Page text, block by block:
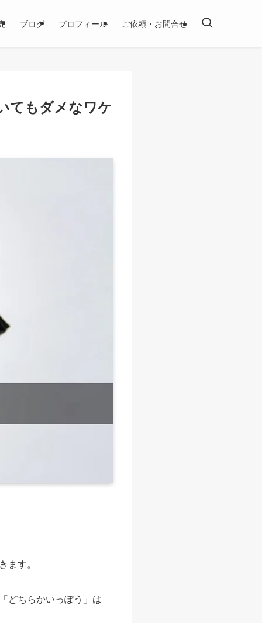
ブログ プロフィール ご依頼・お問合せ
てもダメなワケ
す。
どちらかいっぽう」は